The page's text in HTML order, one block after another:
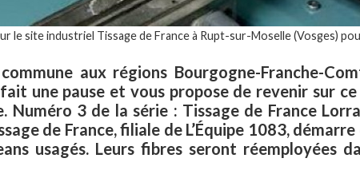
le site industriel Tissage de France à Rupt-sur-Moselle (Vosges)
aux régions Bourgogne-Franche-
une pause et vous propose de revenir sur ce
Numéro 3 de la série : Tissage de France
de France, filiale de L’Équipe 1083, démarre
usagés. Leurs fibres seront réemployées